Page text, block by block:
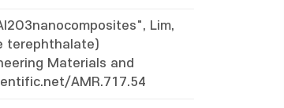
Lim,
terephthalate)
Materials and
AMR.717.54